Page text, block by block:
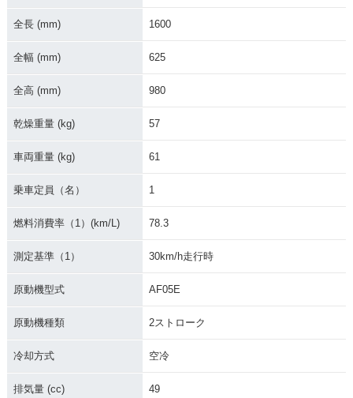
全長 (mm) 1600
全幅 (mm) 625
全高 (mm) 980
乾燥重量 (kg) 57
車両重量 (kg) 61
乗車定員（名） 1
燃料消費率（1）(km/L) 78.3
測定基準（1） 30km/h走行時
原動機型式 AF05E
原動機種類 2ストローク
冷却方式 空冷
排気量 (cc) 49